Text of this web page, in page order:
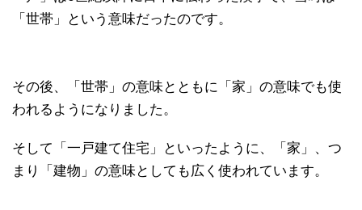
「世帯」という意味だったのです。
その後、「世帯」の意味とともに「家」の意味でも使
われるようになりました。
そして「一戸建て住宅」といったように、「家」、つ
まり「建物」の意味としても広く使われています。